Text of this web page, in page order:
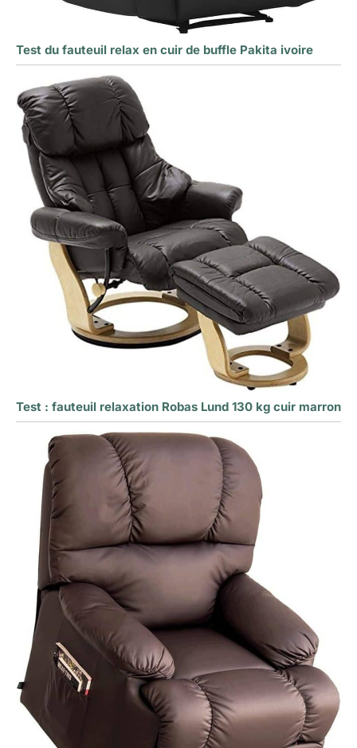
Test du fauteuil relax en cuir de buffle Pakita ivoire
Test : fauteuil relaxation Robas Lund 130 kg cuir marron